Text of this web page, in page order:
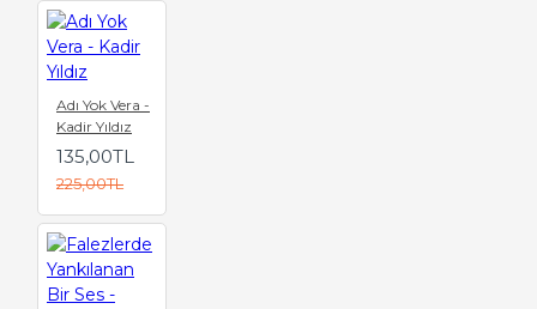
Adı Yok Vera -
Kadir Yıldız
135,00TL
225,00TL